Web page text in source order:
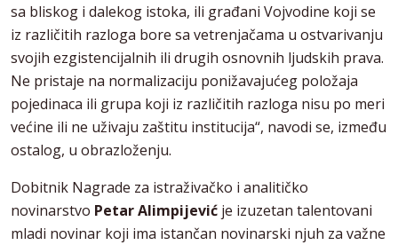
sa bliskog i dalekog istoka, ili građani Vojvodine koji se
iz različitih razloga bore sa vetrenjačama u ostvarivanju
svojih ezgistencijalnih ili drugih osnovnih ljudskih prava.
Ne pristaje na normalizaciju ponižavajućeg položaja
pojedinaca ili grupa koji iz različitih razloga nisu po meri
većine ili ne uživaju zaštitu institucija“, navodi se, između
ostalog, u obrazloženju.
Dobitnik Nagrade za istraživačko i analitičko
novinarstvo Petar Alimpijević je izuzetan talentovani
mladi novinar koji ima istančan novinarski njuh za važne